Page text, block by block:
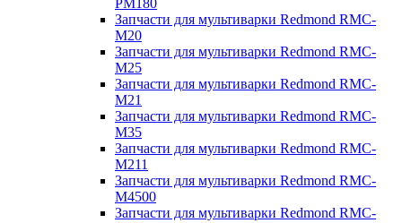
PM180
Запчасти для мультиварки Redmond RMC-
M20
Запчасти для мультиварки Redmond RMC-
M25
Запчасти для мультиварки Redmond RMC-
M21
Запчасти для мультиварки Redmond RMC-
M35
Запчасти для мультиварки Redmond RMC-
M211
Запчасти для мультиварки Redmond RMC-
M4500
Запчасти для мультиварки Redmond RMC-